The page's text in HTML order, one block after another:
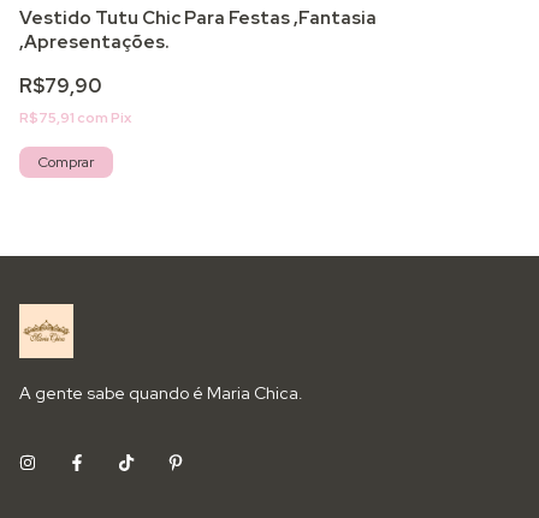
Vestido Tutu Chic Para Festas ,Fantasia
,Apresentações.
R$79,90
R$75,91 com Pix
Comprar
A gente sabe quando é Maria Chica.